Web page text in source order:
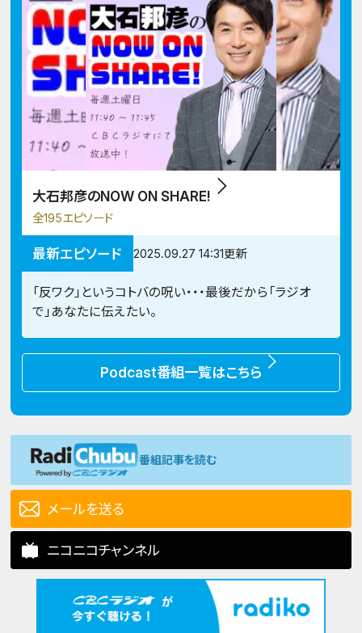
大石邦彦のNOW ON SHARE!
全195エピソード
最新エピソード 2025.09.27 14:31更新
「反ワク」というコトバの呪い・・・最後だから「ラジオ
で」あなたに伝えたい。
Podcast番組一覧はこちら
番組記事を読む
メールを送る
ニコニコチャンネル